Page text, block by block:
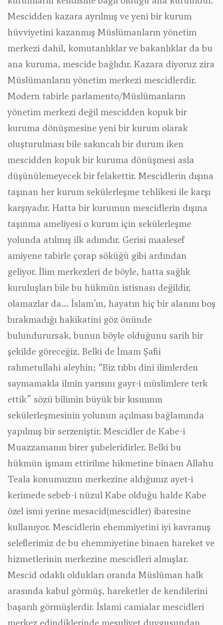
Mescidden kazara ayrılmış ve yeni bir kurum
hüvviyetini kazanmış Müslümanların yönetim
merkezi dahil, komutanlıklar ve bakanlıklar da bu
ana kuruma, mescide bağlıdır. Kazara diyoruz zira
Müslümanların yönetim merkezi mescidlerdir.
Modern tabirle parlamento/Müslümanların
yönetim merkezi değil mescidden kopuk bir
kuruma dönüşmesine yeni bir kurum olarak
oluşturulması bile sakıncalı bir durum iken
mescidden kopuk bir kuruma dönüşmesi asla
düşünülemeyecek bir felakettir. Mescidlerin dışına
taşınan her kurum sekülerleşme tehlikesi ile karşı
karşıyadır. Hatta bir kurumun mescidlerin dışına
taşınma ameliyesi o kurum için sekülerleşme
yolunda atılmış ilk adımdır. Gerisi maalesef
amiyene tabirle çorap söküğü gibi ardından
geliyor. İlim merkezleri de böyle, hatta sağlık
kuruluşları bile bu hükmün istisnası değildir,
olamazlar da... İslam’ın, hayatın hiç bir alanını boş
bırakmadığı hakikatini göz önünde
bulundurursak, bunun böyle olduğunu sarih bir
şekilde göreceğiz. Belki de İmam Şafii
rahmetullahi aleyhin; “Biz tıbbı dini ilimlerden
saymamakla ilmin yarısını gayr-i müslimlere terk
ettik” sözü bilimin büyük bir kısmının
sekülerleşmesinin yolunun açılması bağlamında
yapılmış bir serzeniştir. Mescidler de Kabe-i
Muazzamanın birer şubeleridirler. Belki bu
hükmün işmam ettirilme hikmetine binaen Allahu
Teala konumuzun merkezine aldığımız ayet-i
kerimede sebeb-i nüzul Kabe olduğu halde Kabe
özel ismi yerine mesacid(mescidler) ibaresine
kullanıyor. Mescidlerin ehemmiyetini iyi kavramış
seleflerimiz de bu ehemmiyetine binaen hareket ve
hizmetlerinin merkezine mescidleri almışlar.
Mescid odaklı oldukları oranda Müslüman halk
arasında kabul görmüş, hareketler de kendilerini
başarılı görmüşlerdir. İslami camialar mescidleri